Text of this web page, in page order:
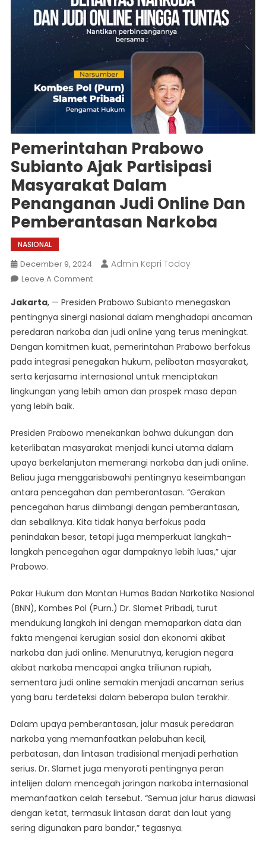
Pemerintahan Prabowo
Subianto Ajak Partisipasi
Masyarakat Dalam
Penanganan Judi Online Dan
Pemberantasan Narkoba
NASIONAL
December 9, 2024 Admin Kepri Today
Leave A CommentOn
Prabowo
Subianto
Ajak
Partisipasi
Masyarakat
Dalam
Penanganan
Pemberantasan
Jakarta, — Presiden Prabowo Subianto menegaskan
pentingnya sinergi nasional dalam menghadapi ancaman
peredaran narkoba dan judi online yang terus meningkat.
Dengan komitmen kuat, pemerintahan Prabowo berfokus
pada integrasi penegakan hukum, pelibatan masyarakat,
serta kerjasama internasional untuk menciptakan
lingkungan yang lebih aman dan prospek masa depan
yang lebih baik.
Presiden Prabowo menekankan bahwa dukungan dan
keterlibatan masyarakat menjadi kunci utama dalam
upaya berkelanjutan memerangi narkoba dan judi online.
Beliau juga menggarisbawahi pentingnya keseimbangan
antara pencegahan dan pemberantasan. “Gerakan
pencegahan harus diimbangi dengan pemberantasan,
dan sebaliknya. Kita tidak hanya berfokus pada
penindakan besar, tetapi juga memperkuat langkah-
langkah pencegahan agar dampaknya lebih luas,” ujar
Prabowo.
Pakar Hukum dan Mantan Humas Badan Narkotika Nasional
(BNN), Kombes Pol (Purn.) Dr. Slamet Pribadi, turut
mendukung langkah ini dengan memaparkan data dan
fakta mengenai kerugian sosial dan ekonomi akibat
narkoba dan judi online. Menurutnya, kerugian negara
akibat narkoba mencapai angka triliunan rupiah,
sementara judi online semakin menjadi ancaman serius
yang baru terdeteksi dalam beberapa bulan terakhir.
Dalam upaya pemberantasan, jalur masuk peredaran
narkoba yang memanfaatkan pelabuhan kecil,
perbatasan, dan lintasan tradisional menjadi perhatian
serius. Dr. Slamet juga menyoroti pentingnya peran
intelijen dalam mencegah jaringan narkoba internasional
memanfaatkan celah tersebut. “Semua jalur harus diawasi
dengan ketat, termasuk lintasan darat dan laut yang
sering digunakan para bandar,” tegasnya.